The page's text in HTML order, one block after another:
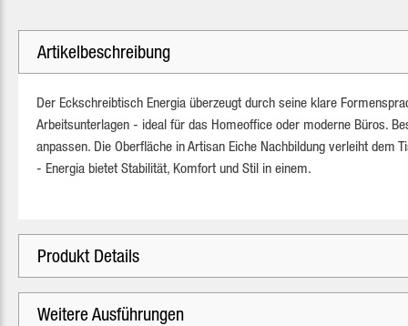
Artikelbeschreibung
Der Eckschreibtisch Energia überzeugt durch seine klare
Arbeitsunterlagen - ideal für das Homeoffice oder moderne Büros.
anpassen. Die Oberfläche in Artisan Eiche Nachbildung verleiht
- Energia bietet Stabilität, Komfort und Stil in einem.
Produkt Details
Weitere Ausführungen